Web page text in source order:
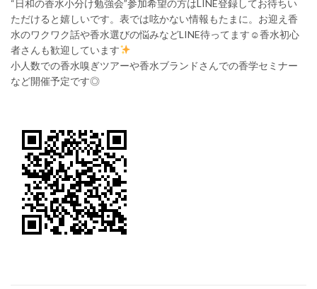
“日和の香水小分け勉強会”参加希望の方はLINE登録してお待ちい
ただけると嬉しいです。表では呟かない情報もたまに。お迎え香
水のワクワク話や香水選びの悩みなどLINE待ってます☺香水初心
者さんも歓迎しています
小人数での香水嗅ぎツアーや香水ブランドさんでの香学セミナー
など開催予定です◎